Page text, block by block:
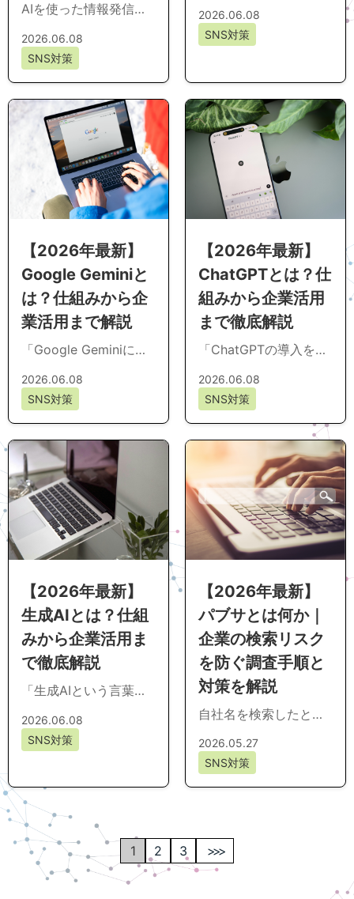
AIを使った情報発信
が出力されるリスクに
不安を感じていません
か。特に企業広報で
は...
2026.06.08
SNS対策
判断できない」と頭を
抱える企業担当者は少
2026.06.08
SNS対策
【2026年最新】
Google Geminiと
は？仕組みから企
業活用まで解説
「Google Geminiにつ
社への導入を判断しか
ねている」「ほかの生
成AIと...
2026.06.08
SNS対策
【2026年最新】
ChatGPTとは？仕
組みから企業活用
まで徹底解説
「ChatGPTの導入を検
や活用方法があいまい
で判断できない」「社
内説明に使える...
2026.06.08
SNS対策
【2026年最新】
生成AIとは？仕組
みから企業活用ま
で徹底解説
「生成AIという言葉は
どう使えばよいのか分
からない」と感じてい
2026.06.08
SNS対策
【2026年最新】
パブサとは何か｜
企業の検索リスク
を防ぐ調査手順と
対策を解説
自社名を検索したと
情報や風評が表示され
て不安を覚えた経験は
ないでしょうか。パブ
2026.05.27
SNS対策
1 2 3 >>>